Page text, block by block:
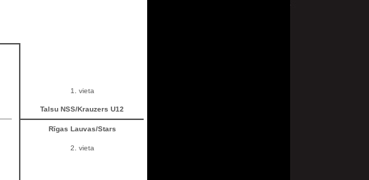
1. vieta
Talsu NSS/Krauzers U12
Rīgas Lauvas/Stars
2. vieta